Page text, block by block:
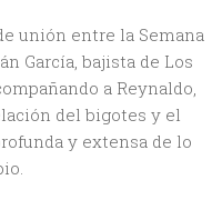
unión entre la Semana
García, bajista de Los
a Reynaldo,
del bigotes y el
y extensa de lo